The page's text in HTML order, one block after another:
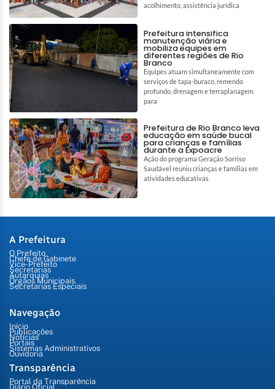
acolhimento, assistência jurídica
Prefeitura intensifica
manutenção viária e
mobiliza equipes em
diferentes regiões de Rio
Branco
Equipes atuam simultaneamente com
serviços de tapa-buraco, remendo
profundo, drenagem e terraplanagem
para
Prefeitura de Rio Branco leva
educação em saúde bucal
para crianças e famílias
durante a Expoacre
Ação do programa Geração Sorriso
Saudável reuniu crianças e famílias em
atividades educativas
A Prefeitura
O Prefeito
Chefe de Gabinete
Vice-Prefeito
Secretarias
Autarquias
Órgãos Municipais
Secretarias Especiais
Navegação
Início
Publicações
Notícias
Portais
Sistemas Administrativos
Ouvidoria
Transparência
Portal da Transparência
Diário Oficial